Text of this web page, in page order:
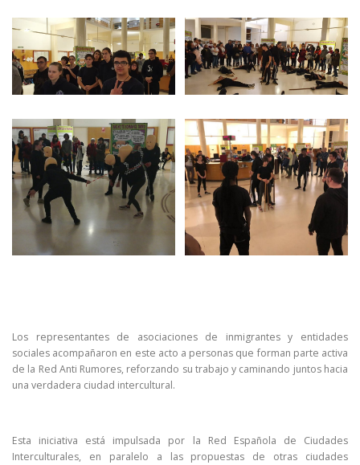
Los representantes de asociaciones de inmigrantes y entidades
sociales acompañaron en este acto a personas que forman parte activa
de la Red Anti Rumores, reforzando su trabajo y caminando juntos hacia
una verdadera ciudad intercultural.
Esta iniciativa está impulsada por la Red Española de Ciudades
Interculturales, en paralelo a las propuestas de otras ciudades